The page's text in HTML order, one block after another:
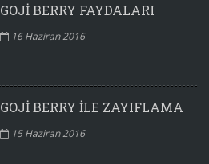
GOJI BERRY FAYDALARI
16 Haziran 2016
GOJI BERRY ILE ZAYIFLAMA
15 Haziran 2016